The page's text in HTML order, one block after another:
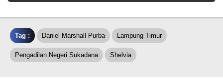
Tag : Daniel Marshall Purba Lampung Timur
Pengadilan Negeri Sukadana Shelvia